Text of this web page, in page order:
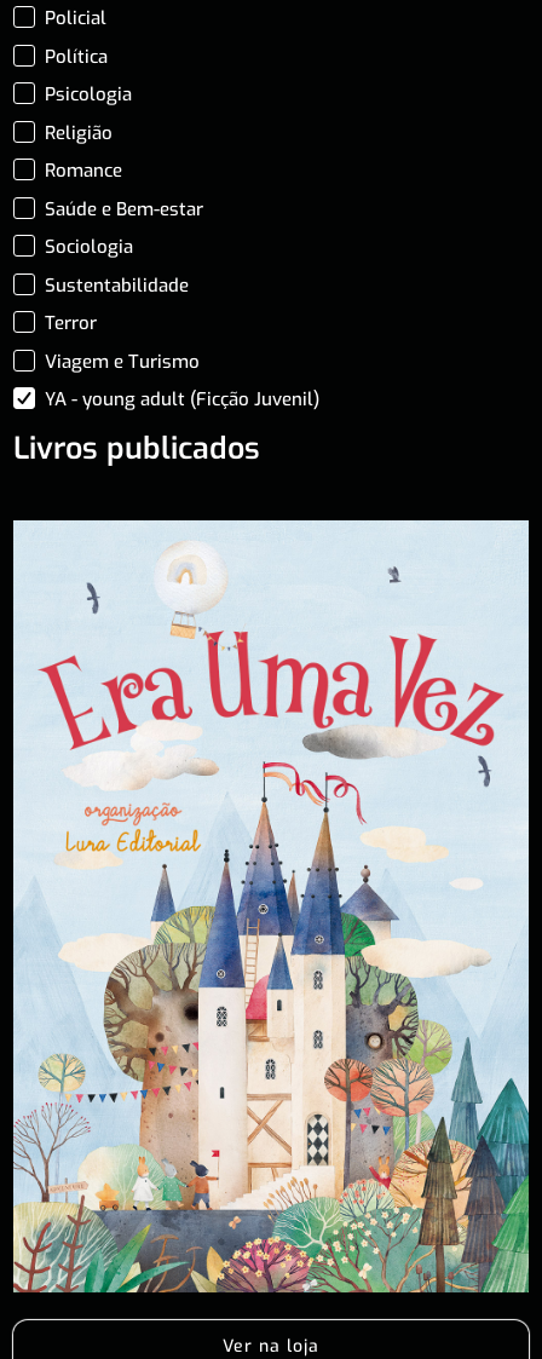
Policial
Política
Psicologia
Religião
Romance
Saúde e Bem-estar
Sociologia
Sustentabilidade
Terror
Viagem e Turismo
YA - young adult (Ficção Juvenil)
Livros publicados
Ver na loja